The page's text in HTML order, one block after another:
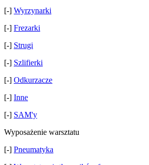
[-] Wyrzynarki
[-] Frezarki
[-] Strugi
[-] Szlifierki
[-] Odkurzacze
[-] Inne
[-] SAM'y
Wyposażenie warsztatu
[-] Pneumatyka